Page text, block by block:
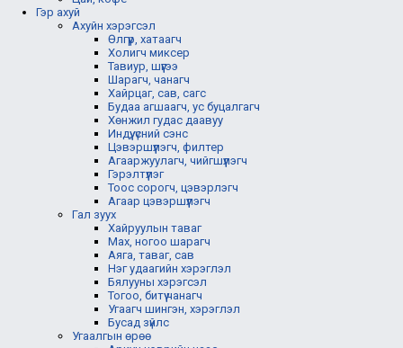
Гэр ахуй
Ахуйн хэрэгсэл
Өлгүүр, хатаагч
Холигч миксер
Тавиур, шүүгээ
Шарагч, чанагч
Хайрцаг, сав, сагс
Будаа агшаагч, ус буцалгагч
Хөнжил гудас даавуу
Индүү, үсний сэнс
Цэвэршүүлэгч, филтер
Агааржуулагч, чийгшүүлэгч
Гэрэлтүүлэг
Тоос сорогч, цэвэрлэгч
Агаар цэвэршүүлэгч
Гал зуух
Хайруулын таваг
Мах, ногоо шарагч
Аяга, таваг, сав
Нэг удаагийн хэрэглэл
Бялууны хэрэгсэл
Тогоо, битүү чанагч
Угаагч шингэн, хэрэглэл
Бусад зүйлс
Угаалгын өрөө